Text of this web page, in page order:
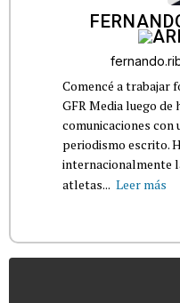
Comencé a trabajar
GFR Media luego de
comunicaciones con
periodismo escrito.
internacionalmente
atletas... Leer más